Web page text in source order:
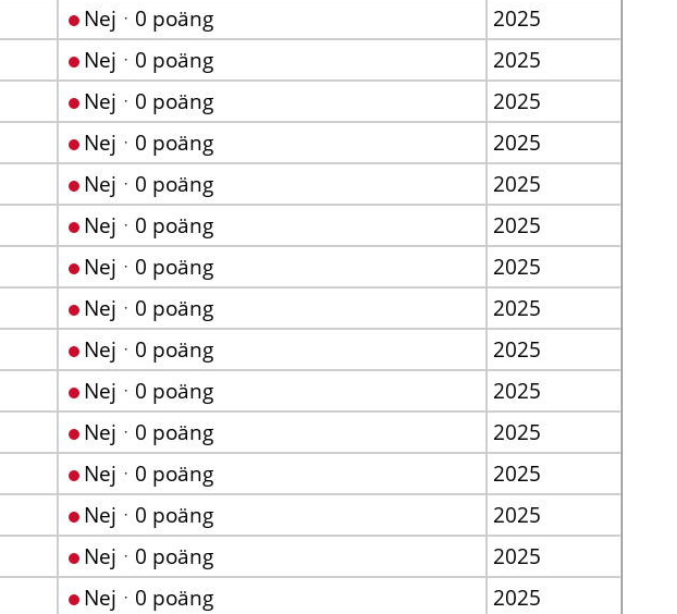
Nejᆞ0 poäng
2025
Nejᆞ0 poäng
2025
Nejᆞ0 poäng
2025
Nejᆞ0 poäng
2025
Nejᆞ0 poäng
2025
Nejᆞ0 poäng
2025
Nejᆞ0 poäng
2025
Nejᆞ0 poäng
2025
Nejᆞ0 poäng
2025
Nejᆞ0 poäng
2025
Nejᆞ0 poäng
2025
Nejᆞ0 poäng
2025
Nejᆞ0 poäng
2025
Nejᆞ0 poäng
2025
Nejᆞ0 poäng
2025